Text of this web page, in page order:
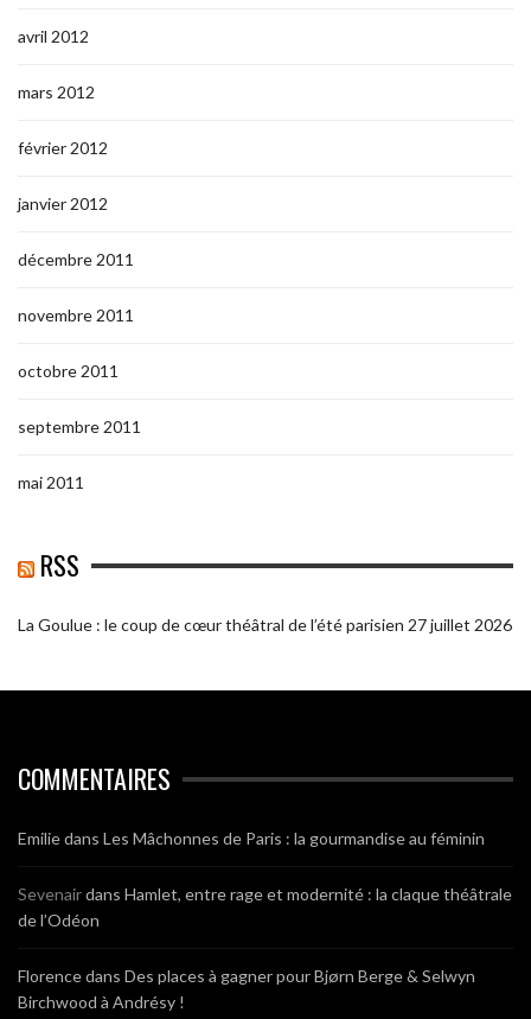
avril 2012
mars 2012
février 2012
janvier 2012
décembre 2011
novembre 2011
octobre 2011
septembre 2011
mai 2011
RSS
La Goulue : le coup de cœur théâtral de l’été parisien 27 juillet 2026
COMMENTAIRES
Emiliedans Les Mâchonnes de Paris : la gourmandise au féminin
Sevenairdans Hamlet, entre rage et modernité : la claque théâtrale
de l’Odéon
Florencedans Des places à gagner pour Bjørn Berge & Selwyn
Birchwood à Andrésy !